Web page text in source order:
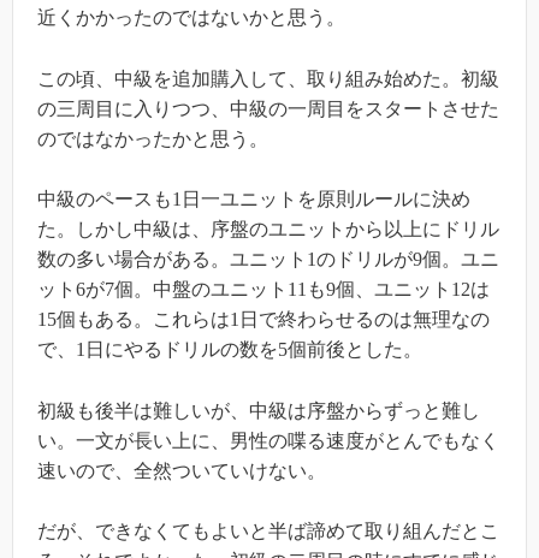
近くかかったのではないかと思う。
この頃、中級を追加購入して、取り組み始めた。初級
の三周目に入りつつ、中級の一周目をスタートさせた
のではなかったかと思う。
中級のペースも1日一ユニットを原則ルールに決め
た。しかし中級は、序盤のユニットから以上にドリル
数の多い場合がある。ユニット1のドリルが9個。ユニ
ット6が7個。中盤のユニット11も9個、ユニット12は
15個もある。これらは1日で終わらせるのは無理なの
で、1日にやるドリルの数を5個前後とした。
初級も後半は難しいが、中級は序盤からずっと難し
い。一文が長い上に、男性の喋る速度がとんでもなく
速いので、全然ついていけない。
だが、できなくてもよいと半ば諦めて取り組んだとこ